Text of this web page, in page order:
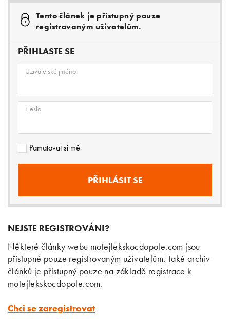
Tento článek je přístupný pouze
registrovaným uživatelům.
PŘIHLASTE SE
Uživatelské jméno
Heslo
Pamatovat si mě
NEJSTE REGISTROVÁNI?
Některé články webu motejlekskocdopole.com jsou
přístupné pouze registrovaným uživatelům. Také archív
článků je přístupný pouze na základě registrace k
motejlekskocdopole.com.
Chci se zaregistrovat